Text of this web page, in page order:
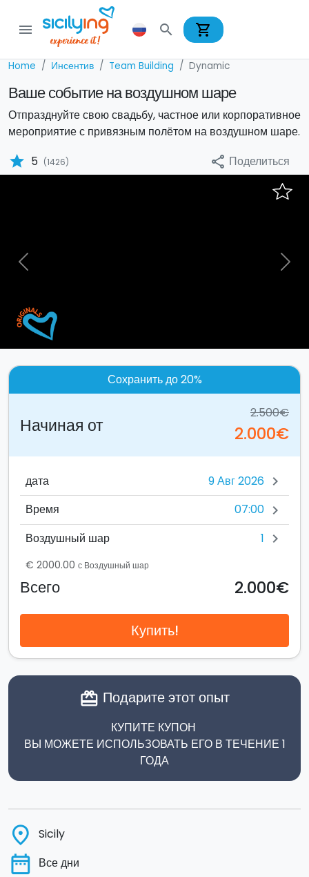
menu search shopping_cart
Home Инсентив Team Building Dynamic
Ваше событие на воздушном шаре
Отпразднуйте свою свадьбу, частное или корпоративное
мероприятие с привязным полётом на воздушном шаре.
star 5 (1426) share Поделиться
Previous Next
Сохранить до 20%
Начиная от
2.500€
2.000€
дата chevron_right
Время 07:00 chevron_right
Воздушный шар 1 chevron_right
€ 2000.00 с Воздушный шар
Всего 2.000€
Купить!
card_giftcard Подарите этот опыт
КУПИТЕ КУПОН
ВЫ МОЖЕТЕ ИСПОЛЬЗОВАТЬ ЕГО В ТЕЧЕНИЕ 1
ГОДА
place Sicily
date_range Все дни